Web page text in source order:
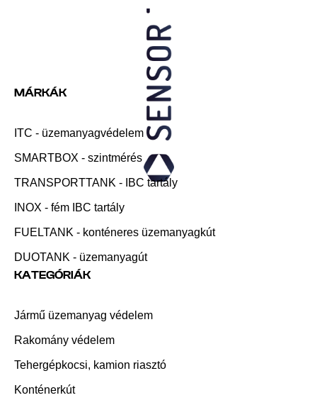
MÁRKÁK
ITC - üzemanyagvédelem
SMARTBOX - szintmérés
TRANSPORTTANK - IBC tartály
INOX - fém IBC tartály
FUELTANK - konténeres üzemanyagkút
DUOTANK - üzemanyagút
KATEGÓRIÁK
Jármű üzemanyag védelem
Rakomány védelem
Tehergépkocsi, kamion riasztó
Konténerkút